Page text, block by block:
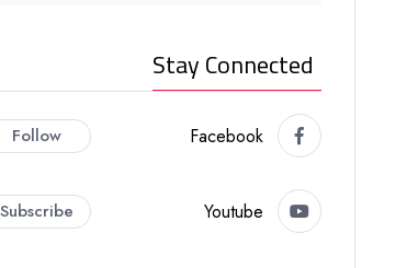
Stay Connected
Facebook
Follow
Youtube
Subscribe